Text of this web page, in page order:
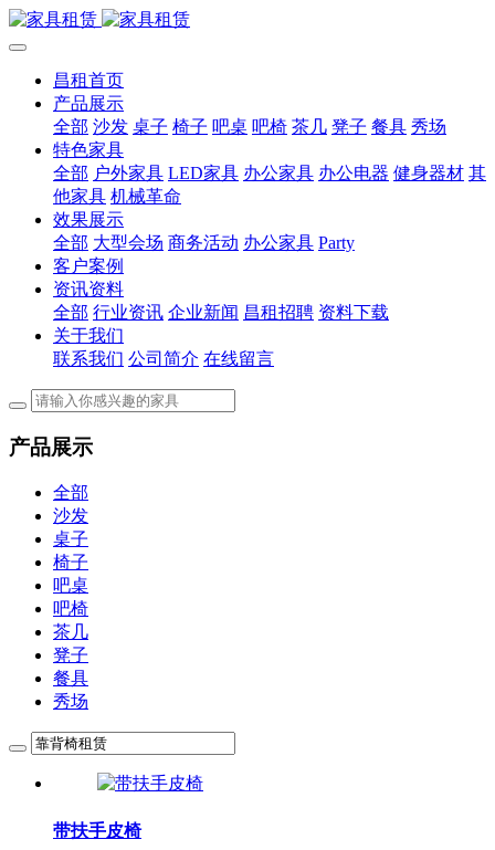
昌租首页
产品展示
全部 沙发 桌子 椅子 吧桌 吧椅 茶几 凳子 餐具 秀场
特色家具
全部 户外家具 LED家具 办公家具 办公电器 健身器材 其
他家具 机械革命
效果展示
全部 大型会场 商务活动 办公家具 Party
客户案例
资讯资料
全部 行业资讯 企业新闻 昌租招聘 资料下载
关于我们
联系我们 公司简介 在线留言
产品展示
全部
沙发
桌子
椅子
吧桌
吧椅
茶几
凳子
餐具
秀场
带扶手皮椅